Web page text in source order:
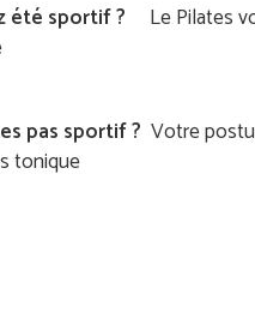
été sportif ? Le Pilates
pas sportif ? Votre
tonique